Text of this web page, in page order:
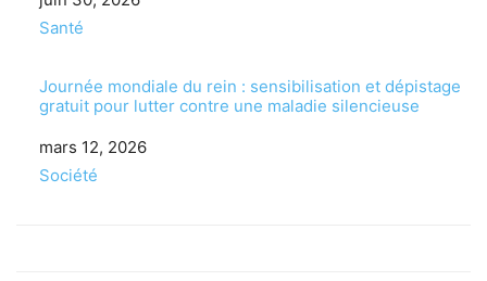
Par rapport à
Santé
Journée mondiale du rein : sensibilisation et dépistage
gratuit pour lutter contre une maladie silencieuse
Date
mars 12, 2026
Par rapport à
Société